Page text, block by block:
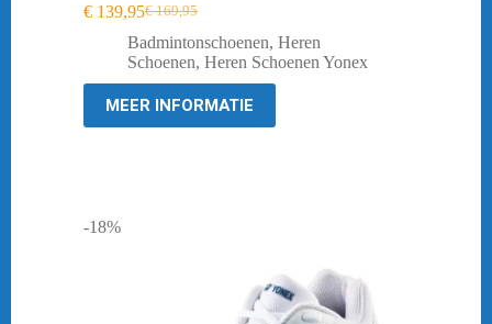
€169,95
Oorspronkelijke
prijs
was:
€ 139,95Huidige
prijs
is:
Badmintonschoenen, Heren
Schoenen, Heren Schoenen Yonex
MEER INFORMATIE
-18%